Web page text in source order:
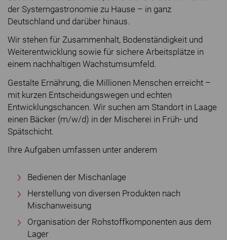
der Systemgastronomie zu Hause – in ganz
Deutschland und darüber hinaus.
Wir stehen für Zusammenhalt, Bodenständigkeit und
Weiterentwicklung sowie für sichere Arbeitsplätze in
einem nachhaltigen Wachstumsumfeld.
Gestalte Ernährung, die Millionen Menschen erreicht –
mit kurzen Entscheidungswegen und echten
Entwicklungschancen. Wir suchen am Standort in Laage
einen Bäcker (m/w/d) in der Mischerei in Früh- und
Spätschicht.
Ihre Aufgaben umfassen unter anderem
Bedienen der Mischanlage
Herstellung von diversen Produkten nach
Mischanweisung
Organisation der Rohstoffkomponenten aus dem
Lager